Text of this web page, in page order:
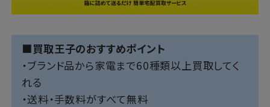
■買取王子のおすすめポイント
・ブランド品から家電まで60種類以上買取してく
れる
・送料・手数料がすべて無料